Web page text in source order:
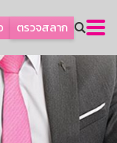
ตรวจสลาก